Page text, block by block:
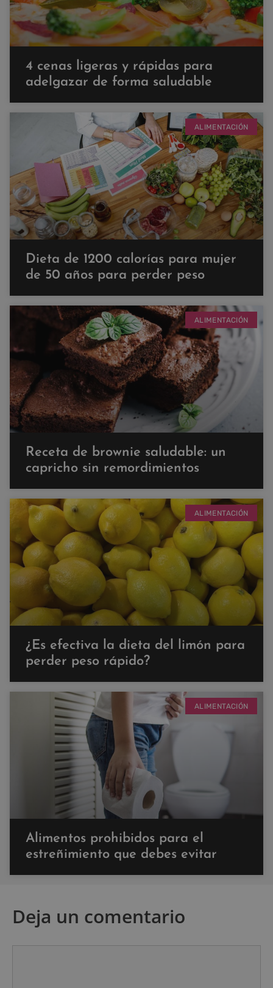
4 cenas ligeras y rápidas para
adelgazar de forma saludable
ALIMENTACIÓN
Dieta de 1200 calorías para mujer
de 50 años para perder peso
ALIMENTACIÓN
Receta de brownie saludable: un
capricho sin remordimientos
ALIMENTACIÓN
¿Es efectiva la dieta del limón para
perder peso rápido?
ALIMENTACIÓN
Alimentos prohibidos para el
estreñimiento que debes evitar
Deja un comentario